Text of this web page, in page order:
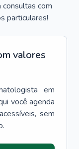
com
particulares!
valores
em
você agenda
sem